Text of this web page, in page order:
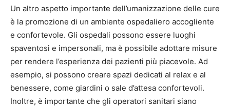
Un altro aspetto importante dell’umanizzazione delle cure
è la promozione di un ambiente ospedaliero accogliente
e confortevole. Gli ospedali possono essere luoghi
spaventosi e impersonali, ma è possibile adottare misure
per rendere l’esperienza dei pazienti più piacevole. Ad
esempio, si possono creare spazi dedicati al relax e al
benessere, come giardini o sale d’attesa confortevoli.
Inoltre, è importante che gli operatori sanitari siano